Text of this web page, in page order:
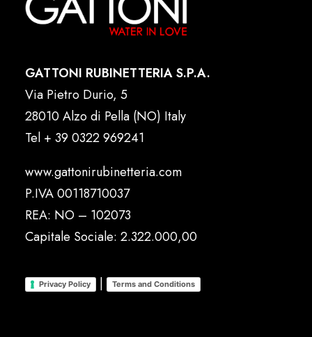
GATTONI RUBINETTERIA S.P.A.
Via Pietro Durio, 5
28010 Alzo di Pella (NO) Italy
Tel + 39 0322 969241
www.gattonirubinetteria.com
P.IVA 00118710037
REA: NO – 102073
Capitale Sociale: 2.322.000,00
Privacy Policy | Terms and Conditions